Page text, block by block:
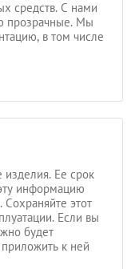
средств. С нами
прозрачные. Мы
в том числе
Ее срок
информацию
этот
Если вы
будет
к ней